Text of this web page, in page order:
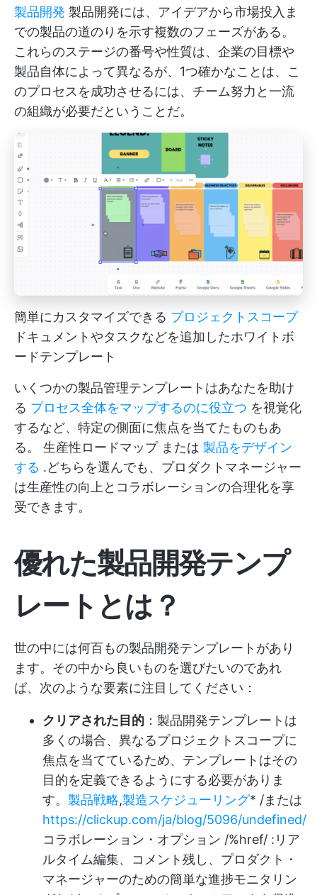
製品開発 製品開発には、アイデアから市場投入ま
での製品の道のりを示す複数のフェーズがある。
これらのステージの番号や性質は、企業の目標や
製品自体によって異なるが、1つ確かなことは、こ
のプロセスを成功させるには、チーム努力と一流
の組織が必要だということだ。
簡単にカスタマイズできる プロジェクトスコープ
ドキュメントやタスクなどを追加したホワイトボ
ードテンプレート
いくつかの製品管理テンプレートはあなたを助け
る プロセス全体をマップするのに役立つ を視覚化
するなど、特定の側面に焦点を当てたものもあ
る。 生産性ロードマップまたは 製品をデザイン
する .どちらを選んでも、プロダクトマネージャー
は生産性の向上とコラボレーションの合理化を享
受できます。
優れた製品開発テンプ
レートとは？
世の中には何百もの製品開発テンプレートがあり
ます。その中から良いものを選びたいのであれ
ば、次のような要素に注目してください：
クリアされた目的 ：製品開発テンプレートは
多くの場合、異なるプロジェクトスコープに
焦点を当てているため、テンプレートはその
目的を定義できるようにする必要がありま
す。 製品戦略,製造スケジューリング* /または
https://clickup.com/ja/blog/5096/undefined/
コラボレーション・オプション /%href/ :リア
ルタイム編集、コメント残し、プロダクト・
マネージャーのための簡単な進捗モニタリン